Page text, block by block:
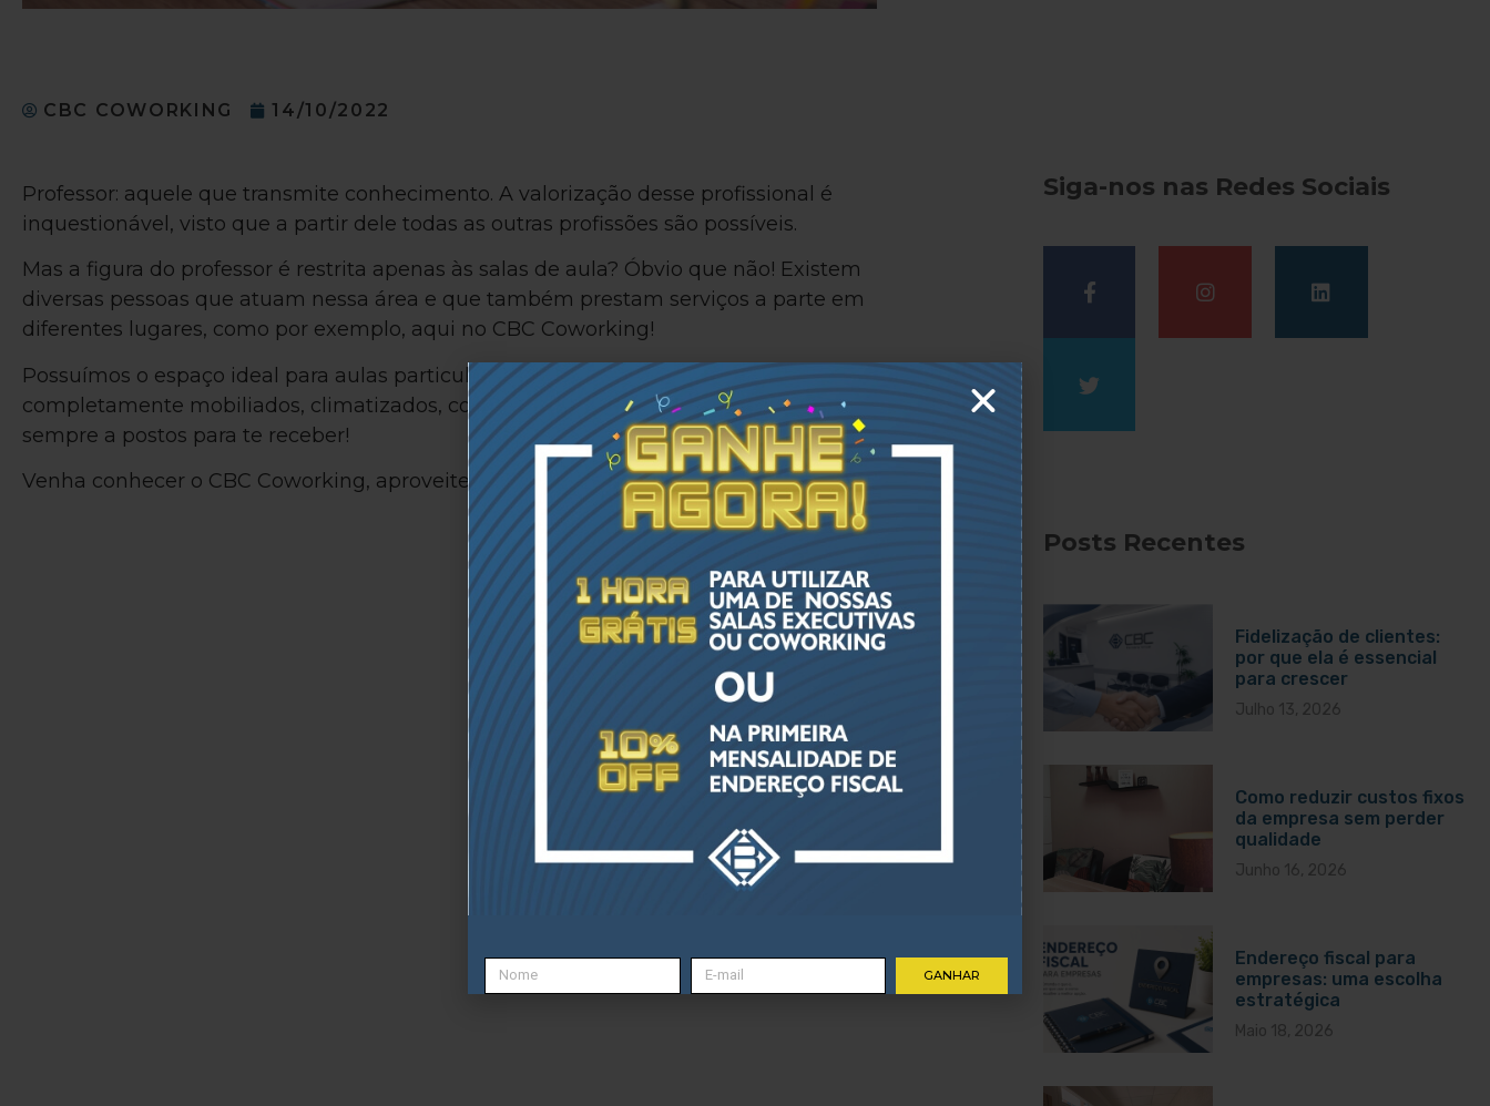
CBC COWORKING 14/10/2022
Professor: aquele que transmite conhecimento. A valorização desse profissional é
inquestionável, visto que a partir dele todas as outras profissões são possíveis.
Mas a figura do professor é restrita apenas às salas de aula? Óbvio que não! Existem
diversas pessoas que atuam nessa área e que também prestam serviços a parte em
diferentes lugares, como por exemplo, aqui no CBC Coworking!
Possuímos o espaço ideal para aulas particulares e treinamentos, com ambientes
completamente mobiliados, climatizados, com total privacidade e uma equipe
sempre a postos para te receber!
Venha conhecer o CBC Coworking, aproveite e faça um Test Office!
Siga-nos nas Redes Sociais
Posts Recentes
Fidelização de clientes:
por que ela é essencial
para crescer
Julho 13, 2026
Como reduzir custos fixos
da empresa sem perder
qualidade
Junho 16, 2026
Endereço fiscal para
empresas: uma escolha
estratégica
Maio 18, 2026
GANHAR